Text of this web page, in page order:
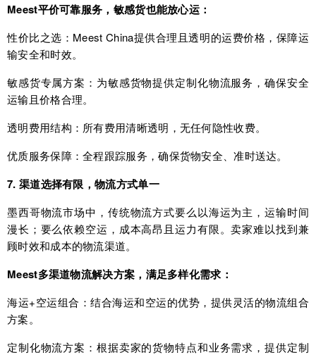
Meest平价可靠服务，敏感货也能放心运：
性价比之选：Meest China提供合理且透明的运费价格，保障运
输安全和时效。
敏感货专属方案：为敏感货物提供定制化物流服务，确保安全
运输且价格合理。
透明费用结构：所有费用清晰透明，无任何隐性收费。
优质服务保障：全程跟踪服务，确保货物安全、准时送达。
7. 渠道选择有限，物流方式单一
墨西哥物流市场中，传统物流方式要么以海运为主，运输时间
漫长；要么依赖空运，成本高昂且运力有限。卖家难以找到兼
顾时效和成本的物流渠道。
Meest多渠道物流解决方案，满足多样化需求：
海运+空运组合：结合海运和空运的优势，提供灵活的物流组合
方案。
定制化物流方案：根据卖家的货物特点和业务需求，提供定制